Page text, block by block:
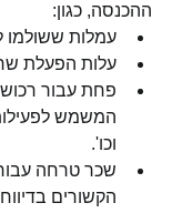
ההכנסה, כגון:
עמלות ששולמו
עלות הפעלת
פחת עבור
המשמש
וכו'.
שכר טרחה עבור
הקשורים